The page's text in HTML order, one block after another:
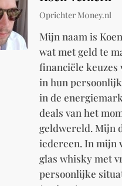
Oprichter M0ney.nl
Mijn naam is
wat met geld te
financiële
in hun
in de
deals van het
geldwereld. Mijn
iedereen. In mijn
glas whisky met
persoonlijke